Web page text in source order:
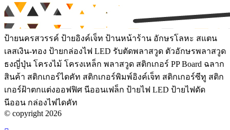
ป้ายนครสวรรค์ ป้ายอิงค์เจ็ท ป้านหน้าร้าน อักษรโลหะ สแตน
เลสเงิน-ทอง ป้ายกล่องไฟ LED รับตัดพลาสวูด ตัวอักษรพลาสวูด
ธงญี่ปุ่น โครงไม้ โครงเหล็ก พลาสวูด สติกเกอร์ PP Board ฉลาก
สินค้า สติกเกอร์ไดคัท สติกเกอร์พิมพ์อิงค์เจ็ท สติกเกอร์ซีทู สติก
เกอร์ฝ้าตกแต่งออฟฟิศ นีออนเฟล็ก ป้ายไฟ LED ป้ายไฟดัด
นีออน กล่องไฟไดคัท
© copyright 2026